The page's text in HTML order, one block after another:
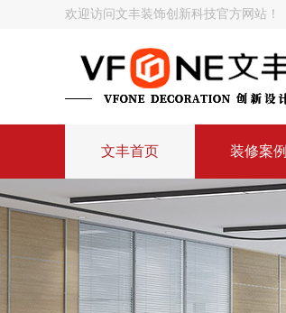
欢迎访问文丰装饰创新科技官方网站！
文丰首页 装修案例